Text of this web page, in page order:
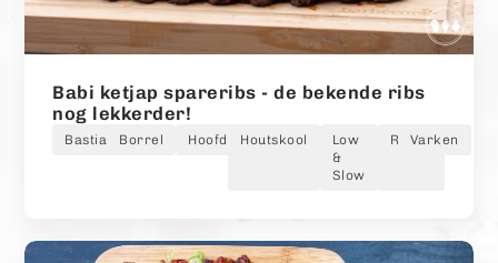
Babi ketjap spareribs - de bekende ribs
nog lekkerder!
BastiaanBorrel Hoofdgerecht
Houtskool
Low
&
Slow
RokenVarken